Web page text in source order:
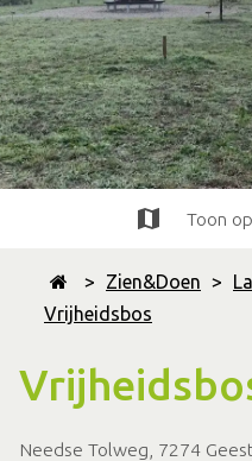
> Zien&Doen >
Vrijheidsbos
Needse Tolweg, 7274
Toon